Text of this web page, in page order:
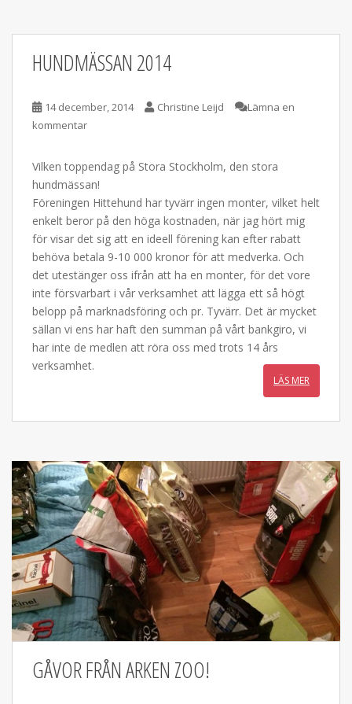
HUNDMÄSSAN 2014
14 december, 2014 Christine Leijd
Lämna en
kommentar
Vilken toppendag på Stora Stockholm, den stora
hundmässan!
Föreningen Hittehund har tyvärr ingen monter, vilket helt
enkelt beror på den höga kostnaden, när jag hört mig
för visar det sig att en ideell förening kan efter rabatt
behöva betala 9-10 000 kronor för att medverka. Och
det utestänger oss ifrån att ha en monter, för det vore
inte försvarbart i vår verksamhet att lägga ett så högt
belopp på marknadsföring och pr. Tyvärr. Det är mycket
sällan vi ens har haft den summan på vårt bankgiro, vi
har inte de medlen att röra oss med trots 14 års
verksamhet.
LÄS MER
GÅVOR FRÅN ARKEN ZOO!